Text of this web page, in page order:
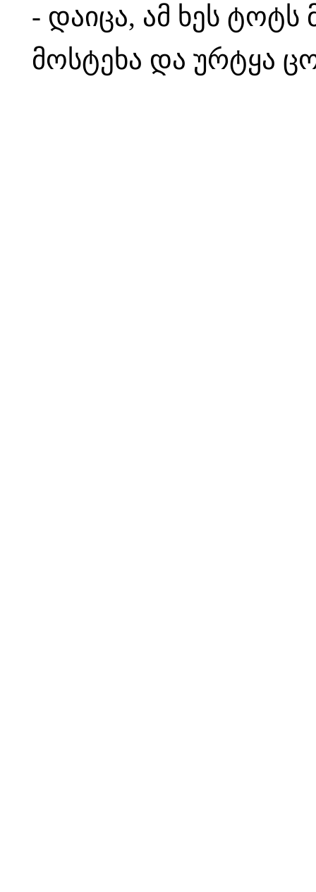
- დაიცა, ამ ხეს
მოსტეხა და ურტყა